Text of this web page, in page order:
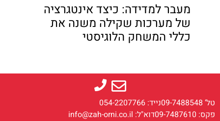
מעבר למדידה: כיצד אינטגרציה
של מערכות שקילה משנה את
כללי המשחק הלוגיסטי
טל‘ 09-7488548
נייד: 054-2207766
פקס: 09-7487610
דוא"ל: info@zah-orni.co.il